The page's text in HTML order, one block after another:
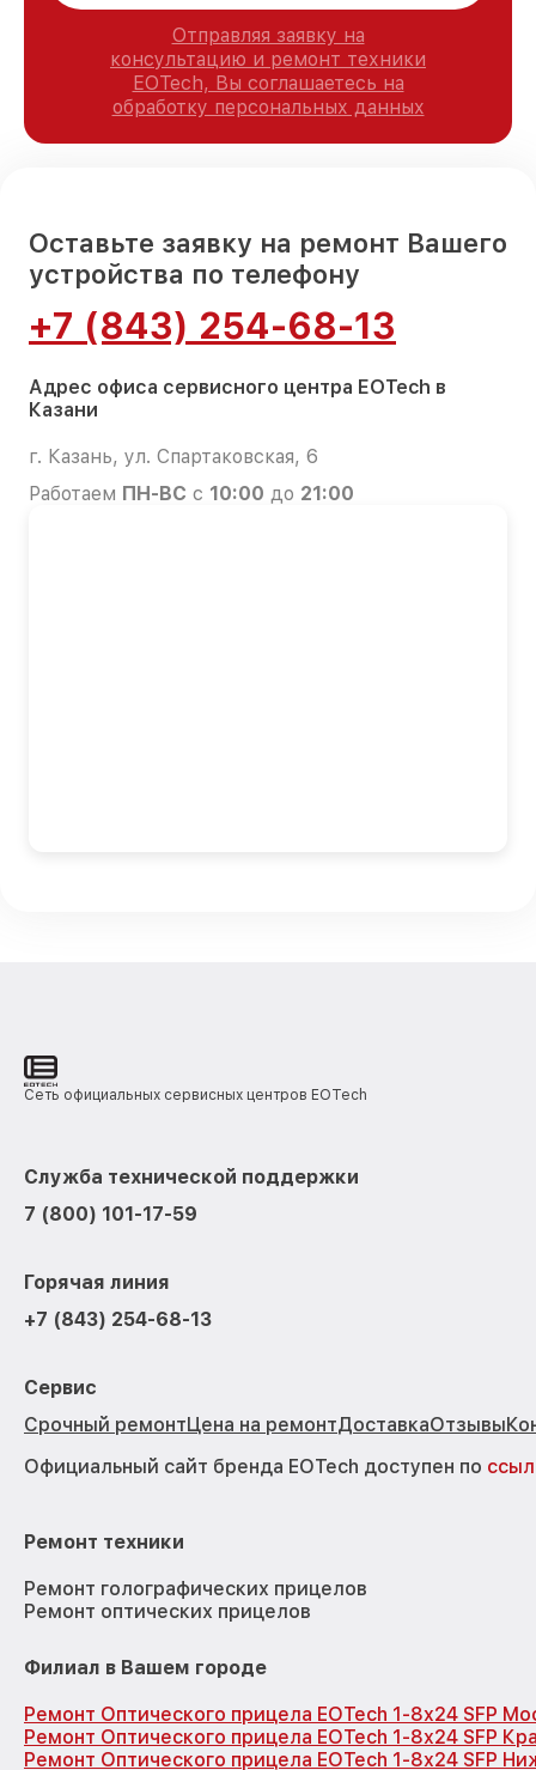
Отправляя заявку на
консультацию и ремонт техники
EOTech, Вы соглашаетесь на
обработку персональных данных
Оставьте заявку на ремонт Вашего
устройства по телефону
+7 (843) 254-68-13
Адрес офиса сервисного центра EOTech в
Казани
г. Казань, ул. Спартаковская, 6
Работаем ПН-ВС с 10:00 до 21:00
Сеть официальных сервисных центров EOTech
Служба технической поддержки
7 (800) 101-17-59
Горячая линия
+7 (843) 254-68-13
Сервис
Срочный ремонтЦена на ремонтДоставкаОтзывы
Официальный сайт бренда EOTech доступен по
Ремонт техники
Ремонт голографических прицелов
Ремонт оптических прицелов
Филиал в Вашем городе
Ремонт Оптического прицела EOTech 1-8x24 SFP
Ремонт Оптического прицела EOTech 1-8x24 SFP
Ремонт Оптического прицела EOTech 1-8x24 SFP